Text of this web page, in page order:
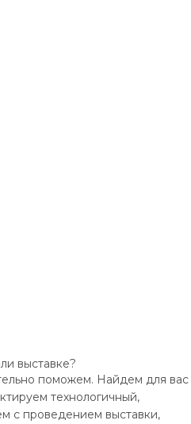
выставке?
поможем. Найдем для вас
технологичный,
с проведением выставки,